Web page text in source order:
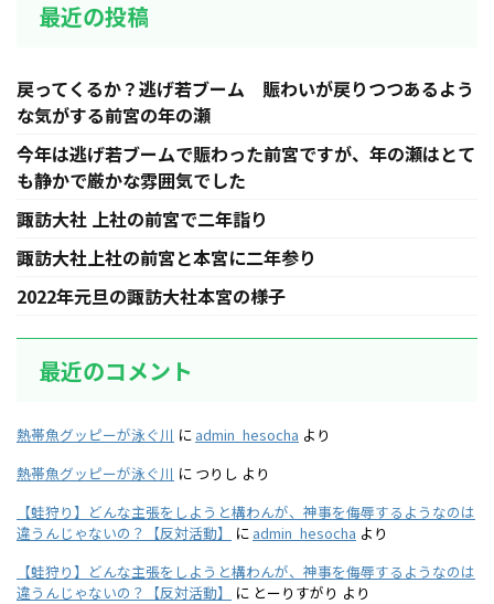
最近の投稿
戻ってくるか？逃げ若ブーム 賑わいが戻りつつあるよう
な気がする前宮の年の瀬
今年は逃げ若ブームで賑わった前宮ですが、年の瀬はとて
も静かで厳かな雰囲気でした
諏訪大社 上社の前宮で二年詣り
諏訪大社上社の前宮と本宮に二年参り
2022年元旦の諏訪大社本宮の様子
最近のコメント
熱帯魚グッピーが泳ぐ川 に admin_hesocha より
熱帯魚グッピーが泳ぐ川 に つりし より
【蛙狩り】どんな主張をしようと構わんが、神事を侮辱するようなのは
違うんじゃないの？【反対活動】
に admin_hesocha より
【蛙狩り】どんな主張をしようと構わんが、神事を侮辱するようなのは
違うんじゃないの？【反対活動】
に とーりすがり より